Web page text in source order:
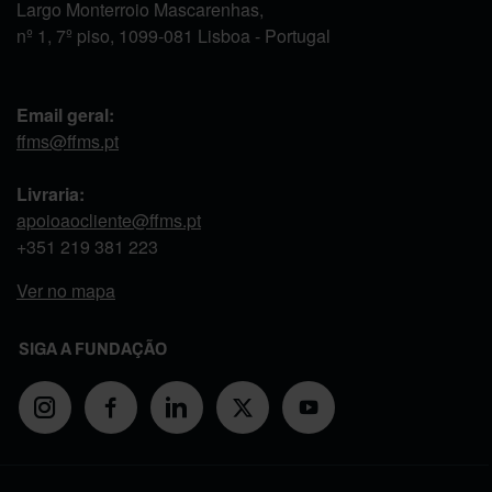
Largo Monterroio Mascarenhas,
nº 1, 7º piso, 1099-081 Lisboa - Portugal
Email geral:
ffms@ffms.pt
Livraria:
apoioaocliente@ffms.pt
+351 219 381 223
Ver no mapa
SIGA A FUNDAÇÃO